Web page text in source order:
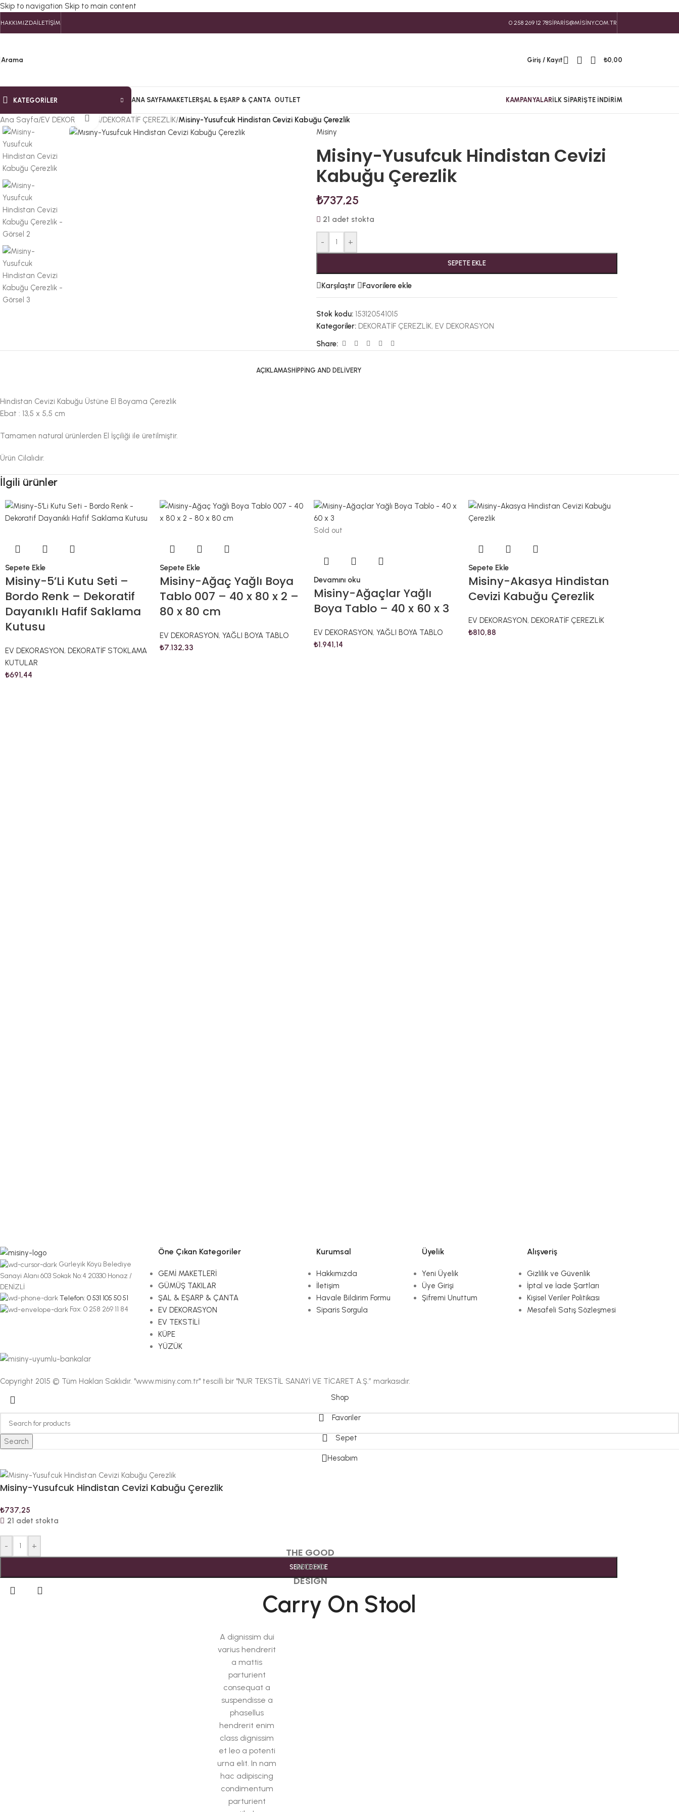
Skip to navigation Skip to main content
HAKKIMIZDAİLETIŞIM 0 258 269 12 78SIPARIS@MISINY.COM.TR
Arama Giriş / Kayıt ₺0,00
KATEGORILER ANA SAYFAMAKETLERŞAL & EŞARP & ÇANTA OUTLET KAMPANYALARİLK SIPARIŞTE İNDIRIM
Ana Sayfa/EV DEKORASYON/DEKORATİF ÇEREZLİK/Misiny-Yusufcuk Hindistan Cevizi Kabuğu Çerezlik
Büyütmek için tıklayın
Misiny
Misiny-Yusufcuk Hindistan Cevizi
Kabuğu Çerezlik
₺737,25
21 adet stokta
- +
SEPETE EKLE
Karşılaştır Favorilere ekle
Stok kodu: 153120541015
Kategoriler: DEKORATİF ÇEREZLİK, EV DEKORASYON
Share:
AÇIKLAMASHIPPING AND DELIVERY
Hindistan Cevizi Kabuğu Üstüne El Boyama Çerezlik
Ebat : 13,5 x 5,5 cm
Tamamen natural ürünlerden El İşçiliği ile üretilmiştir.
Ürün Cilalıdır.
İlgili ürünler
Sepete Ekle
Misiny-5’Li Kutu Seti –
Bordo Renk – Dekoratif
Dayanıklı Hafif Saklama
Kutusu
EV DEKORASYON, DEKORATİF STOKLAMA
KUTULAR
₺691,44
Sepete Ekle
Misiny-Ağaç Yağlı Boya
Tablo 007 – 40 x 80 x 2 –
80 x 80 cm
EV DEKORASYON, YAĞLI BOYA TABLO
₺7.132,33
Sold out
Devamını oku
Misiny-Ağaçlar Yağlı
Boya Tablo – 40 x 60 x 3
EV DEKORASYON, YAĞLI BOYA TABLO
₺1.941,14
Sepete Ekle
Misiny-Akasya Hindistan
Cevizi Kabuğu Çerezlik
EV DEKORASYON, DEKORATİF ÇEREZLİK
₺810,88
Gürleyik Köyü Belediye
Sanayi Alanı 603 Sokak No:4 20330 Honaz /
DENİZLİ
Telefon: 0 531 105 50 51
Fax: 0 258 269 11 84
Öne Çıkan Kategoriler
GEMİ MAKETLERİ
GÜMÜŞ TAKILAR
ŞAL & EŞARP & ÇANTA
EV DEKORASYON
EV TEKSTİLİ
KÜPE
YÜZÜK
Kurumsal
Hakkımızda
İletişim
Havale Bildirim Formu
Siparis Sorgula
Üyelik
Yeni Üyelik
Üye Girişi
Şifremi Unuttum
Alışveriş
Gizlilik ve Güvenlik
İptal ve İade Şartları
Kişisel Veriler Politikası
Mesafeli Satış Sözleşmesi
Copyright 2015 © Tüm Hakları Saklıdır. "www.misiny.com.tr" tescilli bir "NUR TEKSTİL SANAYİ VE TİCARET A.Ş.” markasıdır.
Search
THE GOOD
MOOD
DESIGN
Carry On Stool
A dignissim dui
varius hendrerit
a mattis
parturient
consequat a
suspendisse a
phasellus
hendrerit enim
class dignissim
et leo a potenti
urna elit. In nam
hac adipiscing
condimentum
parturient
Shop
Favoriler
Sepet
Hesabım
Misiny-Yusufcuk Hindistan Cevizi Kabuğu Çerezlik
₺737,25
21 adet stokta
- +
SEPETE EKLE